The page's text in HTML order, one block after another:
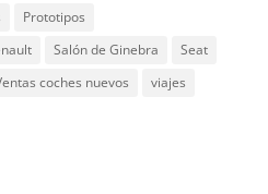
Prototipos
Salón de Ginebra
Seat
coches nuevos
viajes